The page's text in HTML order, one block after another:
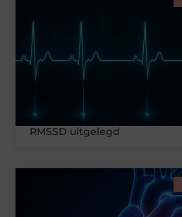
RMSSD uitgelegd